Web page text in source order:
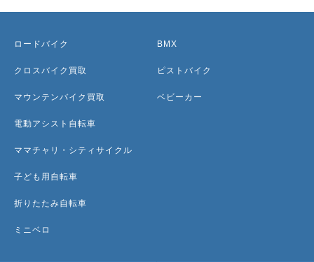
ロードバイク
クロスバイク買取
マウンテンバイク買取
電動アシスト自転車
ママチャリ・シティサイクル
子ども用自転車
折りたたみ自転車
ミニベロ
BMX
ピストバイク
ベビーカー